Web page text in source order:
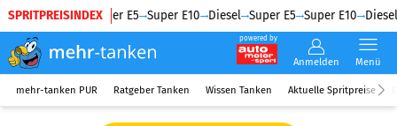
SPRITPREISINDEX
Diesel Super E5 Super E10 Diesel Super E5 Super E10 Diesel
powered by
Anmelden Menü
mehr-tanken PUR Ratgeber Tanken Wissen Tanken Aktuelle Spritpreise